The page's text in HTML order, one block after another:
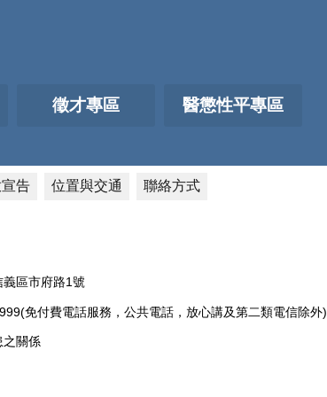
徵才專區 醫懲性平專區
告 位置與交通 聯絡方式
區市府路1號
免付費電話服務，公共電話，放心講及第二類電信除外)
之關係